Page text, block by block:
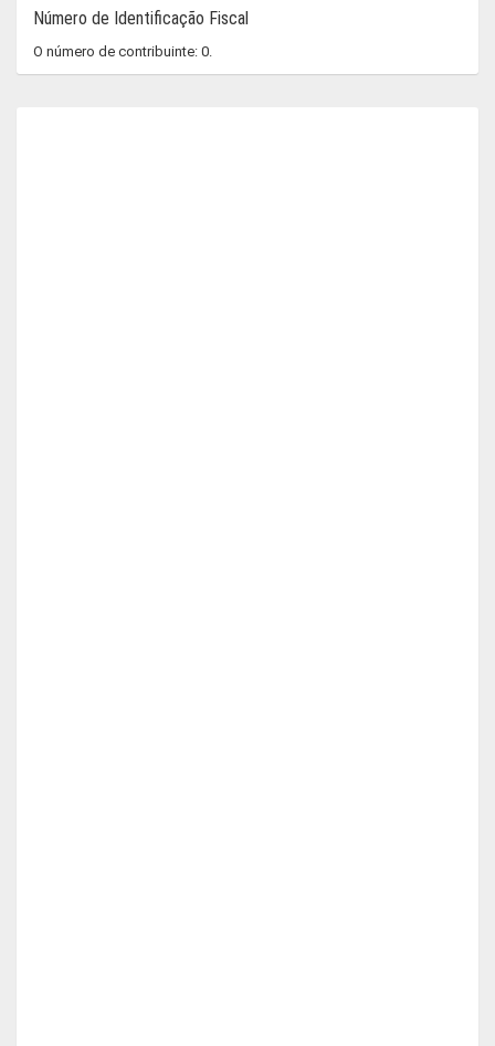
Número de Identificação Fiscal
O número de contribuinte: 0.